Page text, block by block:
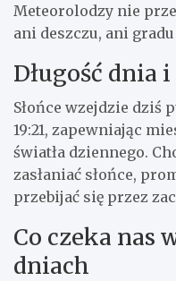
Meteorolodzy nie
ani deszczu, ani
Długość dnia
Słońce wzejdzie dziś
19:21, zapewniając
światła dziennego.
zasłaniać słońce,
przebijać się przez
Co czeka nas
dniach